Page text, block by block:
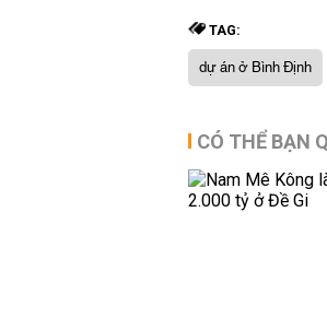
TAG:
dự án ở Bình Định
CÓ THỂ BẠN